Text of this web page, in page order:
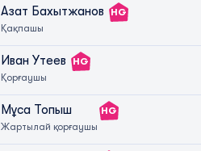
Азат Бахытжанов
Қақпашы
HG
Иван Утеев
Қорғаушы
HG
Мұса Топыш
Жартылай қорғаушы
HG